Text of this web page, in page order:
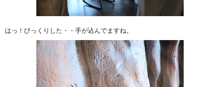
はっ！びっくりした・・手が込んでますね。